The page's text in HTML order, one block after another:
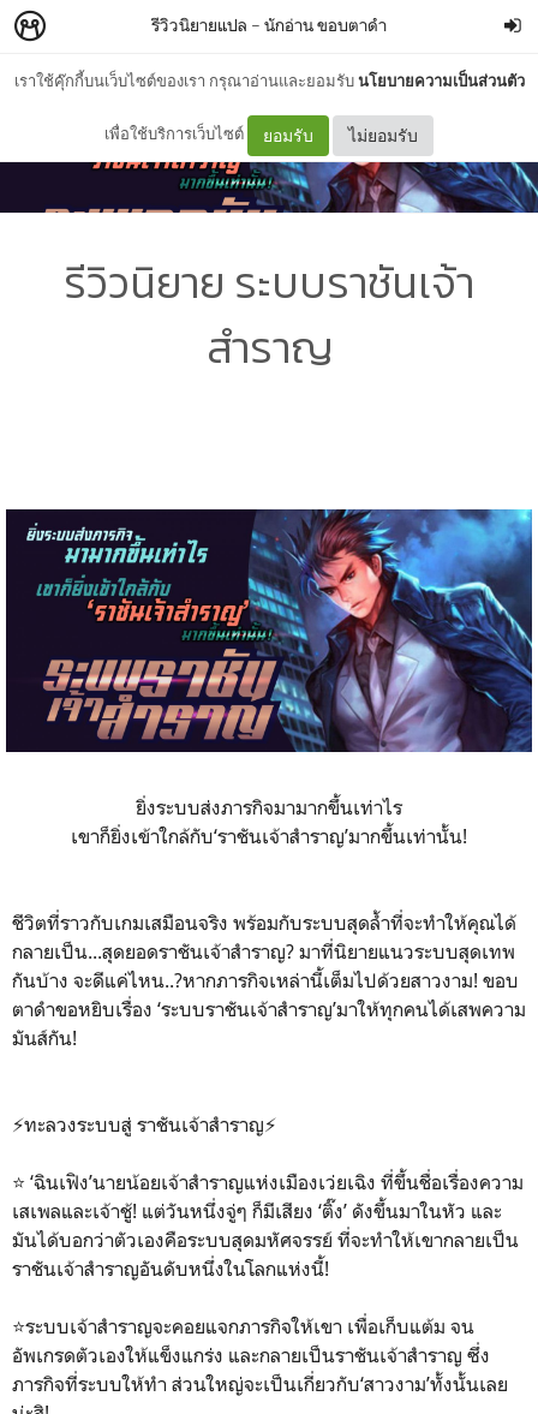
เราใช้คุ๊กกี้บนเว็บไซต์ของเรา กรุณาอ่านและยอมรับนโยบายความเป็นส่วนตัว
เพื่อใช้บริการเว็บไซต์ ยอมรับ ไม่ยอมรับ
รีวิวนิยายแปล – นักอ่าน ขอบตาดำ
รีวิวนิยาย ระบบราชันเจ้า
สำราญ
ยิ่งระบบส่งภารกิจมามากขึ้นเท่าไร
เขาก็ยิ่งเข้าใกล้กับ‘ราชันเจ้าสำราญ’มากขึ้นเท่านั้น!
ชีวิตที่ราวกับเกมเสมือนจริง พร้อมกับระบบสุดล้ำที่จะทำให้คุณได้
กลายเป็น...สุดยอดราชันเจ้าสำราญ? มาที่นิยายแนวระบบสุดเทพ
กันบ้าง จะดีแค่ไหน..?หากภารกิจเหล่านี้เต็มไปด้วยสาวงาม! ขอบ
ตาดำขอหยิบเรื่อง ‘ระบบราชันเจ้าสำราญ’มาให้ทุกคนได้เสพความ
มันส์กัน!
⚡ทะลวงระบบสู่ ราชันเจ้าสำราญ⚡
⭐ ‘ฉินเฟิง’นายน้อยเจ้าสำราญแห่งเมืองเว่ยเฉิง ที่ขึ้นชื่อเรื่องความ
เสเพลและเจ้าชู้! แต่วันหนึ่งจู่ๆ ก็มีเสียง ‘ติ๊ง’ ดังขึ้นมาในหัว และ
มันได้บอกว่าตัวเองคือระบบสุดมหัศจรรย์ ที่จะทำให้เขากลายเป็น
ราชันเจ้าสำราญอันดับหนึ่งในโลกแห่งนี้!
⭐ระบบเจ้าสำราญจะคอยแจกภารกิจให้เขา เพื่อเก็บแต้ม จน
อัพเกรดตัวเองให้แข็งแกร่ง และกลายเป็นราชันเจ้าสำราญ ซึ่ง
ภารกิจที่ระบบให้ทำ ส่วนใหญ่จะเป็นเกี่ยวกับ‘สาวงาม’ทั้งนั้นเลย